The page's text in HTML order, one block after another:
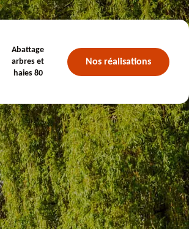
Abattage
arbres et
haies 80
Nos réalisations